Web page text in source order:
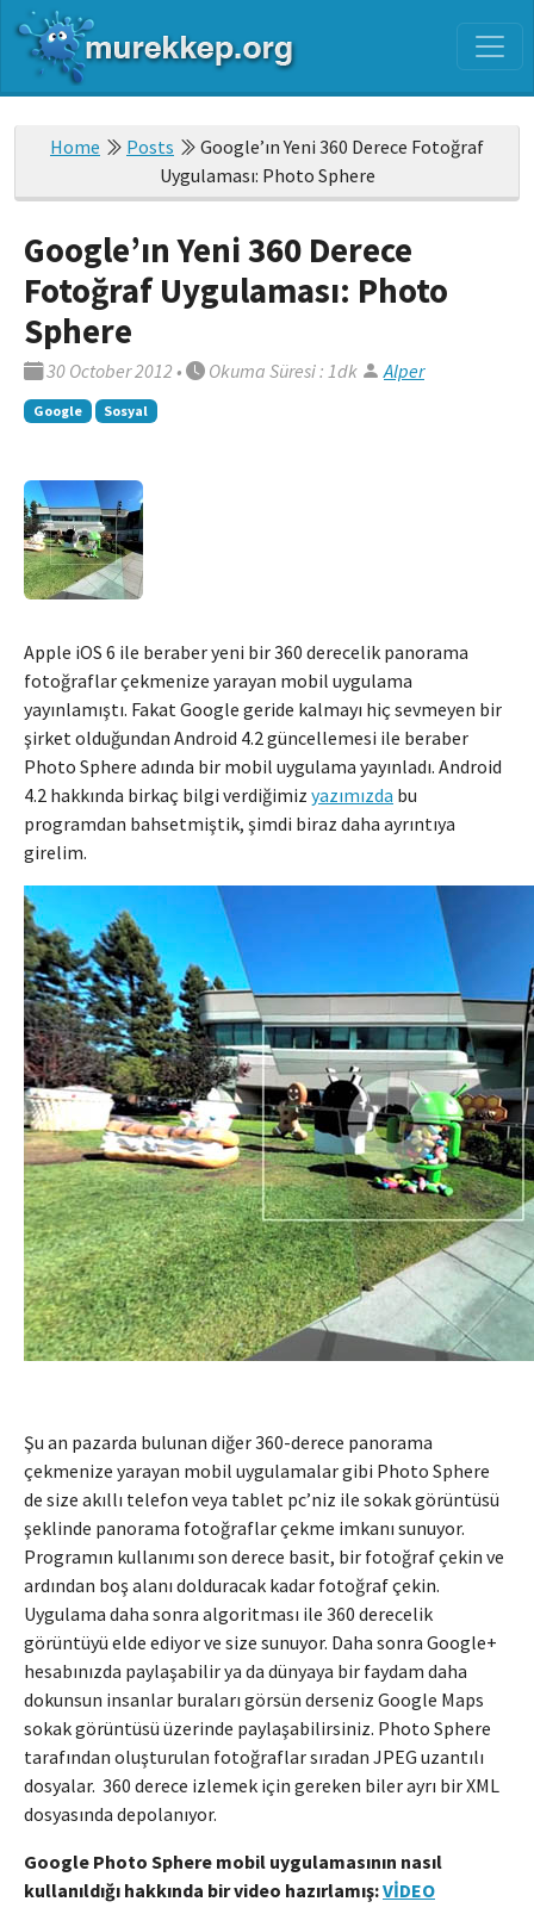
Home Posts
Google’ın Yeni 360 Derece Fotoğraf
Uygulaması: Photo Sphere
Google’ın Yeni 360 Derece
Fotoğraf Uygulaması: Photo
Sphere
30 October 2012 • Okuma Süresi : 1dk Alper
Google Sosyal
Apple iOS 6 ile beraber yeni bir 360 derecelik panorama
fotoğraflar çekmenize yarayan mobil uygulama
yayınlamıştı. Fakat Google geride kalmayı hiç sevmeyen bir
şirket olduğundan Android 4.2 güncellemesi ile beraber
Photo Sphere adında bir mobil uygulama yayınladı. Android
4.2 hakkında birkaç bilgi verdiğimiz yazımızda bu
programdan bahsetmiştik, şimdi biraz daha ayrıntıya
girelim.
Şu an pazarda bulunan diğer 360-derece panorama
çekmenize yarayan mobil uygulamalar gibi Photo Sphere
de size akıllı telefon veya tablet pc’niz ile sokak görüntüsü
şeklinde panorama fotoğraflar çekme imkanı sunuyor.
Programın kullanımı son derece basit, bir fotoğraf çekin ve
ardından boş alanı dolduracak kadar fotoğraf çekin.
Uygulama daha sonra algoritması ile 360 derecelik
görüntüyü elde ediyor ve size sunuyor. Daha sonra Google+
hesabınızda paylaşabilir ya da dünyaya bir faydam daha
dokunsun insanlar buraları görsün derseniz Google Maps
sokak görüntüsü üzerinde paylaşabilirsiniz. Photo Sphere
tarafından oluşturulan fotoğraflar sıradan JPEG uzantılı
dosyalar. 360 derece izlemek için gereken biler ayrı bir XML
dosyasında depolanıyor.
Google Photo Sphere mobil uygulamasının nasıl
kullanıldığı hakkında bir video hazırlamış:VİDEO